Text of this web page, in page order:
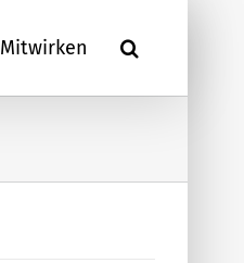
Mitwirken